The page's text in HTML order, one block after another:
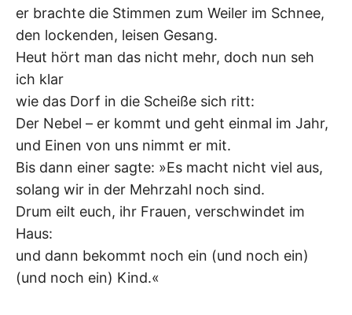
er brachte die Stimmen zum Weiler im Schnee,
den lockenden, leisen Gesang.
Heut hört man das nicht mehr, doch nun seh
ich klar
wie das Dorf in die Scheiße sich ritt:
Der Nebel – er kommt und geht einmal im Jahr,
und Einen von uns nimmt er mit.
Bis dann einer sagte: »Es macht nicht viel aus,
solang wir in der Mehrzahl noch sind.
Drum eilt euch, ihr Frauen, verschwindet im
Haus:
und dann bekommt noch ein (und noch ein)
(und noch ein) Kind.«